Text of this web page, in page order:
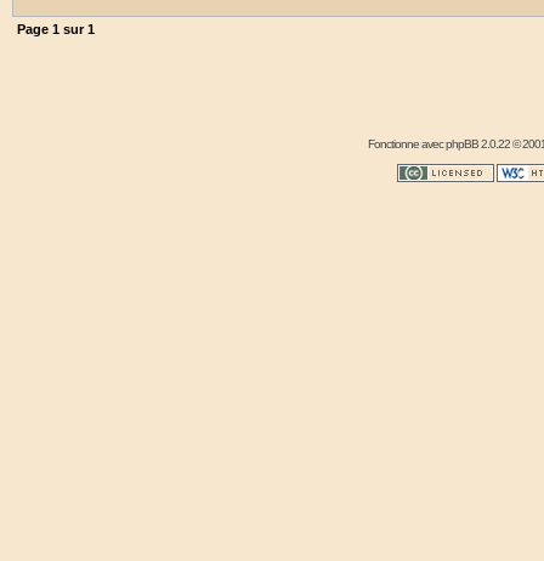
Page 1 sur1
Fonctionne avecphpBB2.0.22 ©